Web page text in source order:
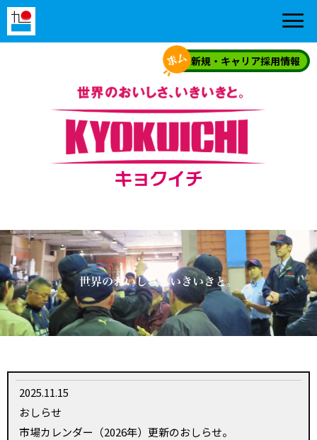
新規・キャリア採用情報
2025.11.15
おしらせ
市場カレンダー（2026年）更新のおしらせ。